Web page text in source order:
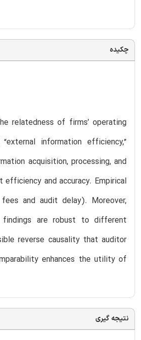
چکیده
relatedness of firms’ operating
information efficiency,”
acquisition, processing, and
and accuracy. Empirical
and audit delay). Moreover,
findings are robust to different
reverse causality that auditor
enhances the utility of
نتیجه گیری